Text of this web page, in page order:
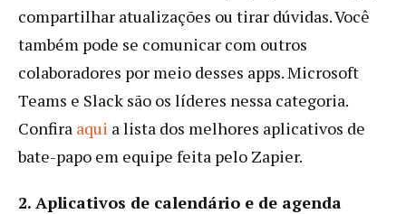
compartilhar atualizações ou tirar dúvidas. Você
também pode se comunicar com outros
colaboradores por meio desses apps. Microsoft
Teams e Slack são os líderes nessa categoria.
Confira aqui a lista dos melhores aplicativos de
bate-papo em equipe feita pelo Zapier.
2. Aplicativos de calendário e de agenda